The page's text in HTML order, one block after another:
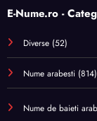
E-Nume.ro -
Diverse (52)
Nume arabesti (814)
Nume de baieti